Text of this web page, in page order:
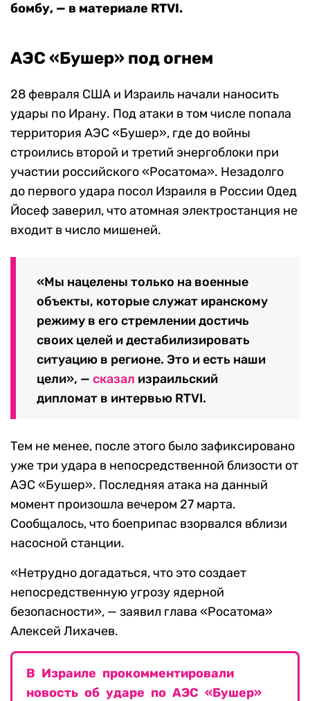
бомбу, — в материале RTVI.
АЭС «Бушер» под огнем
28 февраля США и Израиль начали наносить
удары по Ирану. Под атаки в том числе попала
территория АЭС «Бушер», где до войны
строились второй и третий энергоблоки при
участии российского «Росатома». Незадолго
до первого удара посол Израиля в России Одед
Йосеф заверил, что атомная электростанция не
входит в число мишеней.
«Мы нацелены только на военные
объекты, которые служат иранскому
режиму в его стремлении достичь
своих целей и дестабилизировать
ситуацию в регионе. Это и есть наши
цели», — сказал израильский
дипломат в интервью RTVI.
Тем не менее, после этого было зафиксировано
уже три удара в непосредственной близости от
АЭС «Бушер». Последняя атака на данный
момент произошла вечером 27 марта.
Сообщалось, что боеприпас взорвался вблизи
насосной станции.
«Нетрудно догадаться, что это создает
непосредственную угрозу ядерной
безопасности», — заявил глава «Росатома»
Алексей Лихачев.
В Израиле прокомментировали
новость об ударе по АЭС «Бушер»